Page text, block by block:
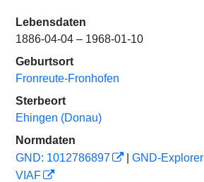
Lebensdaten
1886-04-04 – 1968-01-10
Geburtsort
Fronreute-Fronhofen
Sterbeort
Ehingen (Donau)
Normdaten
GND: 1012786897
GND-Explorer
VIAF